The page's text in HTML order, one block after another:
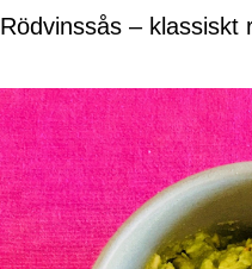
Rödvinssås – klassiskt